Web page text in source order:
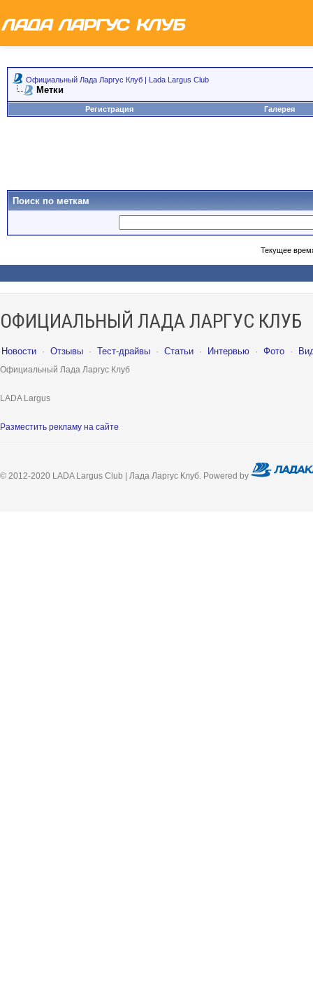
Официальный Лада Ларгус Клуб | Lada Largus Club
Метки
Регистрация Галерея
Поиск по меткам
Текущее
ОФИЦИАЛЬНЫЙ ЛАДА ЛАРГУС КЛУБ
Новости · Отзывы · Тест-драйвы · Статьи · Интервью · Фото ·
Официальный Лада Ларгус Клуб
LADA Largus
Разместить рекламу на сайте
© 2012-2020 LADA Largus Club | Лада Ларгус Клуб. Powered by